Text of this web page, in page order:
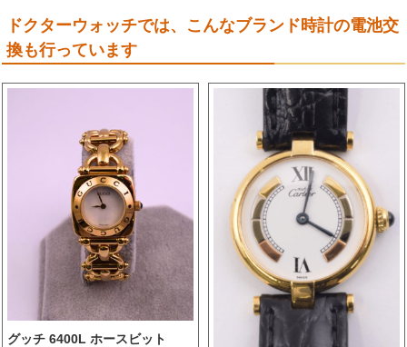
ドクターウォッチでは、こんなブランド時計の電池交
換も行っています
グッチ 6400L ホースビット